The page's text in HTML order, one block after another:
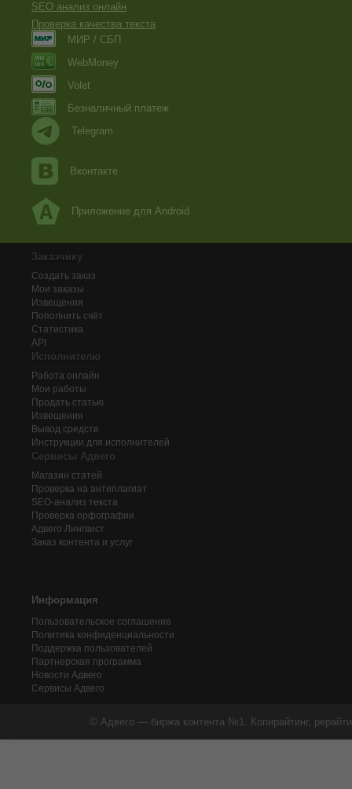
SEO анализ онлайн
Проверка качества текста
МИР / СБП
WebMoney
Volet
Безналичный платеж
Telegram
Вконтакте
Приложение для Android
Заказчику
Создать заказ
Мои заказы
Извещения
Пополнить счёт
Статистика
API
Исполнителю
Работа онлайн
Мои работы
Продать статью
Извещения
Вывод средств
Инструкции для исполнителей
Сервисы Адвего
Магазин статей
Проверка на антиплагиат
SEO-анализ текста
Проверка орфографии
Адвего Лингвист
Заказ контента и услуг
Информация
Пользовательское соглашение
Политика конфиденциальности
Поддержка пользователей
Партнерская программа
Новости Адвего
Сервисы Адвего
© Адвего — биржа контента №1. Копирайтинг,